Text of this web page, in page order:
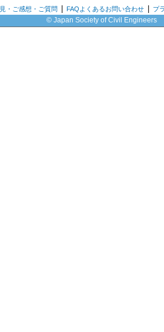
・ご感想・ご質問 FAQよくあるお問い合わせ プ
© Japan Society of Civil Engineers